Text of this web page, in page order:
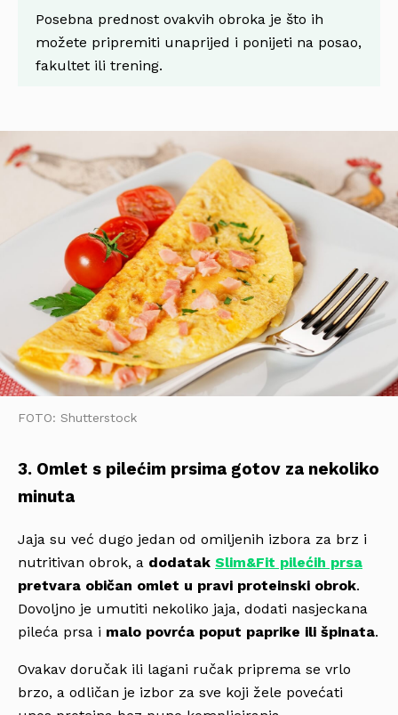
Posebna prednost ovakvih obroka je što ih
možete pripremiti unaprijed i ponijeti na posao,
fakultet ili trening.
FOTO: Shutterstock
3. Omlet s pilećim prsima gotov za nekoliko
minuta
Jaja su već dugo jedan od omiljenih izbora za brz i
nutritivan obrok, a dodatak Slim&Fit pilećih prsa
pretvara običan omlet u pravi proteinski obrok.
Dovoljno je umutiti nekoliko jaja, dodati nasjeckana
pileća prsa i malo povrća poput paprike ili špinata.
Ovakav doručak ili lagani ručak priprema se vrlo
brzo, a odličan je izbor za sve koji žele povećati